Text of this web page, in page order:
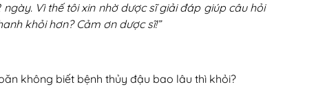
Vì thế tôi xin nhờ dược sĩ giải đáp giúp câu hỏi
khỏi hơn? Cảm ơn dược sĩ!”
không biết bệnh thủy đậu bao lâu thì khỏi?